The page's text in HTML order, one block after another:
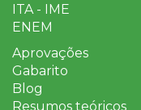
ITA - IME
ENEM
Aprovações
Gabarito
Blog
Resumos teóricos